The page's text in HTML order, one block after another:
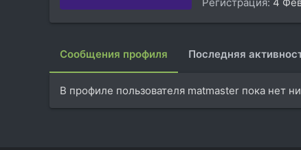
Сообщения профиля Последняя
В профиле пользователя matmaster пока нет